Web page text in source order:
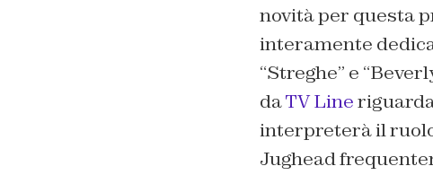
novità per questa
interamente
“Streghe” e
daTV Line
interpreterà il
Jughead